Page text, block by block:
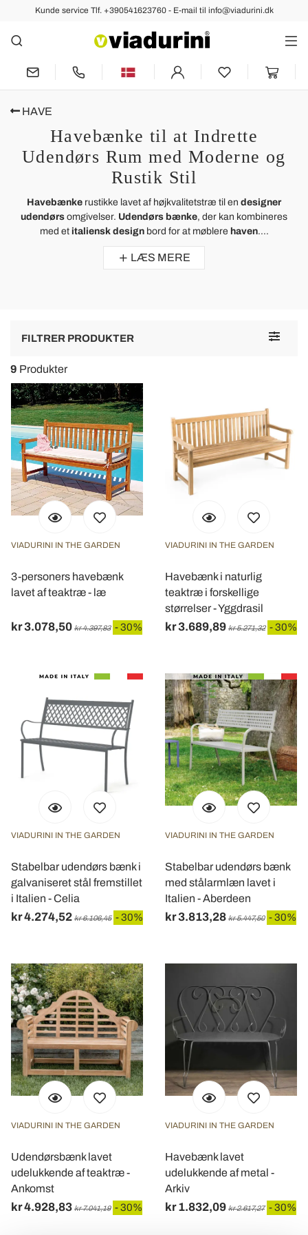
Kunde service Tlf. +390541623760 - E-mail til info@viadurini.dk
HAVE
Havebænke til at Indrette
Udendørs Rum med Moderne og
Rustik Stil
Havebænke rustikke lavet af højkvalitetstræ til en designer
udendørs omgivelser. Udendørs bænke, der kan kombineres
med etitaliensk designbord for at møblere haven....
LÆS MERE
Toggle
FILTRER PRODUKTER
9 Produkter
VIADURINI IN THE GARDEN
3-personers havebænk
lavet af teaktræ - læ
kr 3.078,50 kr 4.397,83 - 30%
VIADURINI IN THE GARDEN
Havebænk i naturlig
teaktræ i forskellige
størrelser - Yggdrasil
kr 3.689,89 kr 5.271,32 - 30%
VIADURINI IN THE GARDEN
Stabelbar udendørs bænk i
galvaniseret stål fremstillet
i Italien - Celia
kr 4.274,52 kr 6.106,45 - 30%
VIADURINI IN THE GARDEN
Stabelbar udendørs bænk
med stålarmlæn lavet i
Italien - Aberdeen
kr 3.813,28 kr 5.447,50 - 30%
VIADURINI IN THE GARDEN
Udendørsbænk lavet
udelukkende af teaktræ -
Ankomst
kr 4.928,83 kr 7.041,19 - 30%
VIADURINI IN THE GARDEN
Havebænk lavet
udelukkende af metal -
Arkiv
kr 1.832,09 kr 2.617,27 - 30%